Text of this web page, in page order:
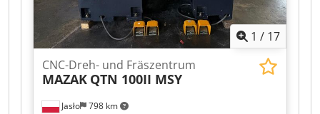
1 / 17
Jasło 798 km
CNC-Dreh- und Fräszentrum
MAZAK QTN 100II MSY